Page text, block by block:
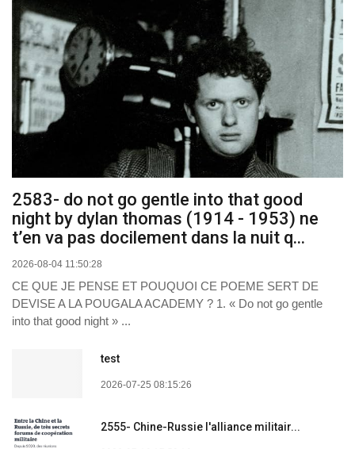
2583- do not go gentle into that good
night by dylan thomas (1914 - 1953) ne
t’en va pas docilement dans la nuit q...
2026-08-04 11:50:28
CE QUE JE PENSE ET POUQUOI CE POEME SERT DE
DEVISE A LA POUGALA ACADEMY ? 1. « Do not go gentle
into that good night » ...
test
2026-07-25 08:15:26
2555- Chine-Russie l'alliance militair...